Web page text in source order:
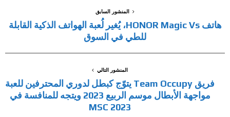
المنشور السابق
هاتف HONOR Magic Vs، يُغير لُعبة الهواتف الذكية القابلة
للطي في السوق
المنشور التالي
فريق Team Occupy يتوّج كبطل لدوري المحترفين للعبة
مواجهة الأبطال موسم الربيع 2023 ويتجه للمنافسة في
MSC 2023